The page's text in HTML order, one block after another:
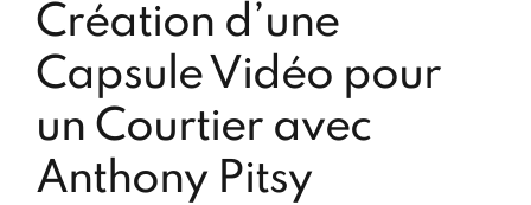
Création d’une
Capsule Vidéo pour
un Courtier avec
Anthony Pitsy